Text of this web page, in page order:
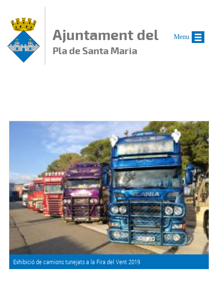
Ajuntament del
Pla de Santa Maria
Exhibició de camions tunejats a la Fira del Vent 2019
Menu